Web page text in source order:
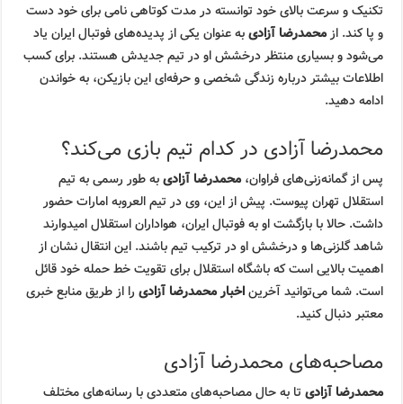
تکنیک و سرعت بالای خود توانسته در مدت کوتاهی نامی برای خود دست
و پا کند. ازمحمدرضا آزادیبه عنوان یکی از پدیده‌های فوتبال ایران یاد
می‌شود و بسیاری منتظر درخشش او در تیم جدیدش هستند. برای کسب
اطلاعات بیشتر درباره زندگی شخصی و حرفه‌ای این بازیکن، به خواندن
ادامه دهید.
محمدرضا آزادی در کدام تیم بازی می‌کند؟
پس از گمانه‌زنی‌های فراوان،محمدرضا آزادیبه طور رسمی به تیم
استقلال تهران پیوست. پیش از این، وی در تیم العروبه امارات حضور
داشت. حالا با بازگشت او به فوتبال ایران، هواداران استقلال امیدوارند
شاهد گلزنی‌ها و درخشش او در ترکیب تیم باشند. این انتقال نشان از
اهمیت بالایی است که باشگاه استقلال برای تقویت خط حمله خود قائل
است. شما می‌توانید آخریناخبار محمدرضا آزادی را از طریق منابع خبری
معتبر دنبال کنید.
مصاحبه‌های محمدرضا آزادی
محمدرضا آزادی تا به حال مصاحبه‌های متعددی با رسانه‌های مختلف